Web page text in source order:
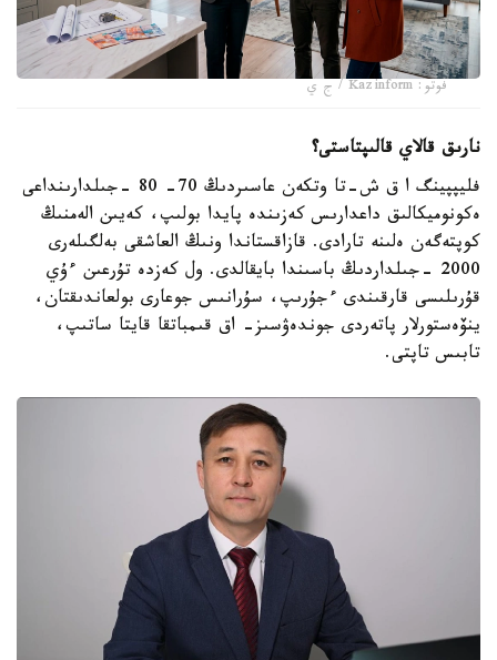
فوتو: Kazinform / ج ي
نارىق قالاي قالىپتاستى؟
فليپپينگ ا ق ش-تا وتكەن عاسىردىڭ 70- 80 -جىلدارىنداعى
ەكونوميكالىق داعدارىس كەزىندە پايدا بولىپ، كەيىن الەمنىڭ
كوپتەگەن ەلىنە تارادى. قازاقستاندا ونىڭ العاشقى بەلگىلەرى
2000 -جىلداردىڭ باسىندا بايقالدى. ول كەزدە تۇرعىن ءۇي
قۇرىلىسى قارقىندى ءجۇرىپ، سۇرانىس جوعارى بولعاندىقتان،
ينۆەستورلار پاتەردى جوندەۋسىز- اق قىمباتقا قايتا ساتىپ،
تابىس تاپتى.